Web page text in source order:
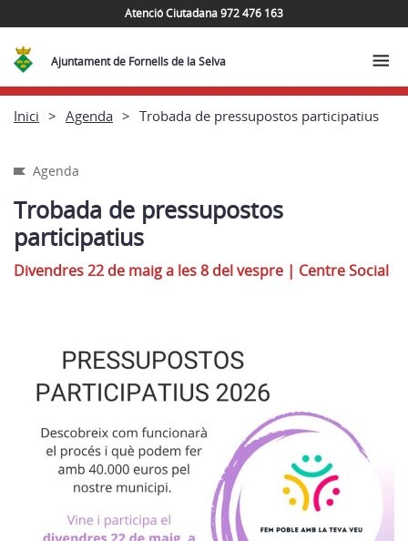
Atenció Ciutadana 972 476 163
Ajuntament de Fornells de la Selva
Inici Agenda Trobada de pressupostos participatius
Agenda
Trobada de pressupostos
participatius
Divendres 22 de maig a les 8 del vespre | Centre Social